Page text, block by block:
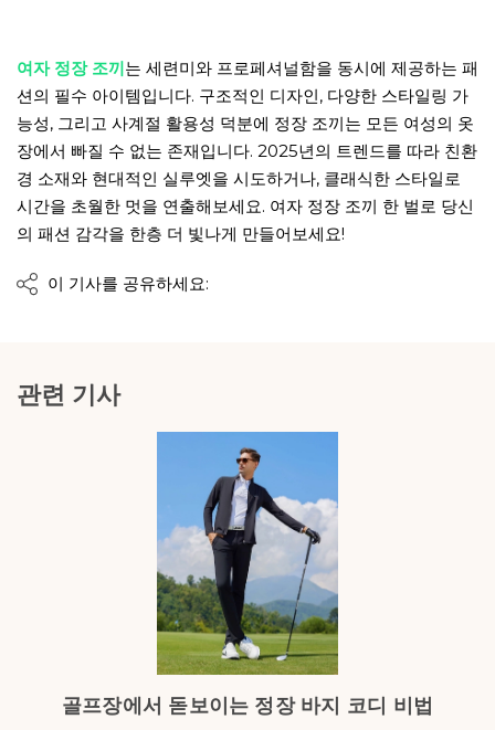
여자 정장 조끼는 세련미와 프로페셔널함을 동시에 제공하는 패
션의 필수 아이템입니다. 구조적인 디자인, 다양한 스타일링 가
능성, 그리고 사계절 활용성 덕분에 정장 조끼는 모든 여성의 옷
장에서 빠질 수 없는 존재입니다. 2025년의 트렌드를 따라 친환
경 소재와 현대적인 실루엣을 시도하거나, 클래식한 스타일로
시간을 초월한 멋을 연출해보세요. 여자 정장 조끼 한 벌로 당신
의 패션 감각을 한층 더 빛나게 만들어보세요!
이 기사를 공유하세요:
관련 기사
골프장에서 돋보이는 정장 바지 코디 비법